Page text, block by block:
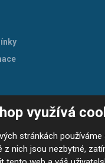
využívá
stránkách
z nich jsou nezbytné,